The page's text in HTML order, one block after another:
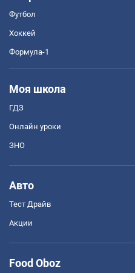
Футбол
Хоккей
Формула-1
Моя школа
ГДЗ
Онлайн уроки
ЗНО
Авто
Тест Драйв
Акции
Food Oboz